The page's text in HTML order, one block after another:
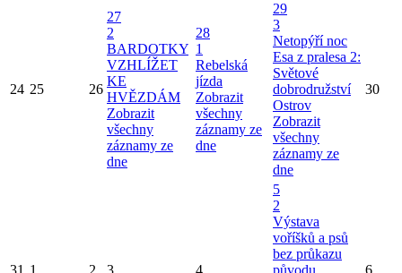
24 25 26
27
2
BARDOTKY
VZHLÍŽET
KE
HVĚZDÁM
Zobrazit
všechny
záznamy ze
dne
28
1
Rebelská
jízda
Zobrazit
všechny
záznamy ze
dne
29
3
Netopýří noc
Esa z pralesa 2:
Světové
dobrodružství
Ostrov
Zobrazit
všechny
záznamy ze
dne
30
5
2
Výstava
voříšků a psů
bez průkazu